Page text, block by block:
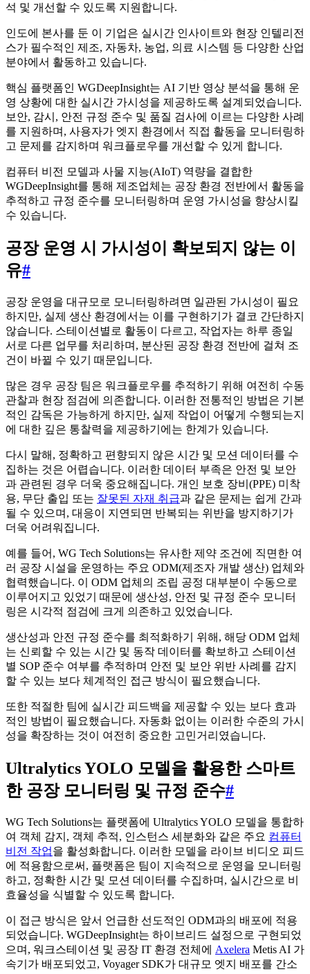
석 및 개선할 수 있도록 지원합니다.
인도에 본사를 둔 이 기업은 실시간 인사이트와 현장 인텔리전
스가 필수적인 제조, 자동차, 농업, 의료 시스템 등 다양한 산업
분야에서 활동하고 있습니다.
핵심 플랫폼인 WGDeepInsight는 AI 기반 영상 분석을 통해 운
영 상황에 대한 실시간 가시성을 제공하도록 설계되었습니다.
보안, 감시, 안전 규정 준수 및 품질 검사에 이르는 다양한 사례
를 지원하며, 사용자가 엣지 환경에서 직접 활동을 모니터링하
고 문제를 감지하며 워크플로우를 개선할 수 있게 합니다.
컴퓨터 비전 모델과 사물 지능(AIoT) 역량을 결합한
WGDeepInsight를 통해 제조업체는 공장 환경 전반에서 활동을
추적하고 규정 준수를 모니터링하며 운영 가시성을 향상시킬
수 있습니다.
공장 운영 시 가시성이 확보되지 않는 이
유#
공장 운영을 대규모로 모니터링하려면 일관된 가시성이 필요
하지만, 실제 생산 환경에서는 이를 구현하기가 결코 간단하지
않습니다. 스테이션별로 활동이 다르고, 작업자는 하루 종일
서로 다른 업무를 처리하며, 분산된 공장 환경 전반에 걸쳐 조
건이 바뀔 수 있기 때문입니다.
많은 경우 공장 팀은 워크플로우를 추적하기 위해 여전히 수동
관찰과 현장 점검에 의존합니다. 이러한 전통적인 방법은 기본
적인 감독은 가능하게 하지만, 실제 작업이 어떻게 수행되는지
에 대한 깊은 통찰력을 제공하기에는 한계가 있습니다.
다시 말해, 정확하고 편향되지 않은 시간 및 모션 데이터를 수
집하는 것은 어렵습니다. 이러한 데이터 부족은 안전 및 보안
과 관련된 경우 더욱 중요해집니다. 개인 보호 장비(PPE) 미착
용, 무단 출입 또는 잘못된 자재 취급과 같은 문제는 쉽게 간과
될 수 있으며, 대응이 지연되면 반복되는 위반을 방지하기가
더욱 어려워집니다.
예를 들어, WG Tech Solutions는 유사한 제약 조건에 직면한 여
러 공장 시설을 운영하는 주요 ODM(제조자 개발 생산) 업체와
협력했습니다. 이 ODM 업체의 조립 공정 대부분이 수동으로
이루어지고 있었기 때문에 생산성, 안전 및 규정 준수 모니터
링은 시각적 점검에 크게 의존하고 있었습니다.
생산성과 안전 규정 준수를 최적화하기 위해, 해당 ODM 업체
는 신뢰할 수 있는 시간 및 동작 데이터를 확보하고 스테이션
별 SOP 준수 여부를 추적하며 안전 및 보안 위반 사례를 감지
할 수 있는 보다 체계적인 접근 방식이 필요했습니다.
또한 적절한 팀에 실시간 피드백을 제공할 수 있는 보다 효과
적인 방법이 필요했습니다. 자동화 없이는 이러한 수준의 가시
성을 확장하는 것이 여전히 중요한 고민거리였습니다.
Ultralytics YOLO 모델을 활용한 스마트
한 공장 모니터링 및 규정 준수#
WG Tech Solutions는 플랫폼에 Ultralytics YOLO 모델을 통합하
여 객체 감지, 객체 추적, 인스턴스 세분화와 같은 주요 컴퓨터
비전 작업을 활성화합니다. 이러한 모델을 라이브 비디오 피드
에 적용함으로써, 플랫폼은 팀이 지속적으로 운영을 모니터링
하고, 정확한 시간 및 모션 데이터를 수집하며, 실시간으로 비
효율성을 식별할 수 있도록 합니다.
이 접근 방식은 앞서 언급한 선도적인 ODM과의 배포에 적용
되었습니다. WGDeepInsight는 하이브리드 설정으로 구현되었
으며, 워크스테이션 및 공장 IT 환경 전체에 Axelera Metis AI 가
속기가 배포되었고, Voyager SDK가 대규모 엣지 배포를 간소